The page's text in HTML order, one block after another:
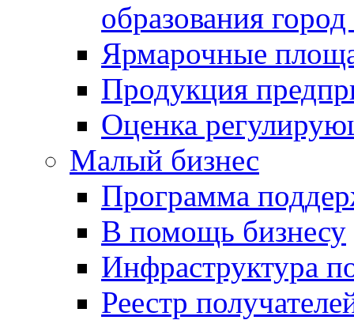
образования
Ярмарочные
Продукция
Оценка
Малый бизнес
Программа
В помощь бизнесу
Инфраструктура
Реестр